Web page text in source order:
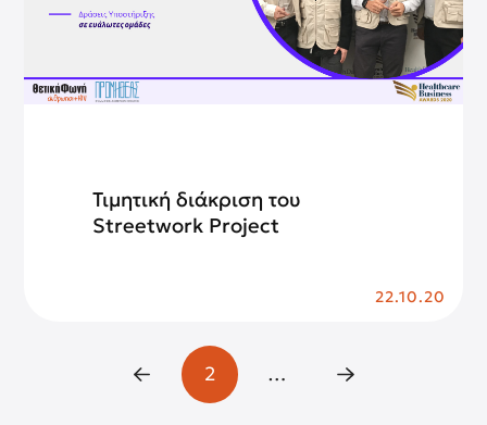
Τιμητική διάκριση του
Streetwork Project
22.10.20
Prev 2 … Next